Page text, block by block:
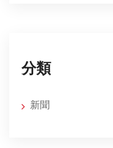
分類
新聞